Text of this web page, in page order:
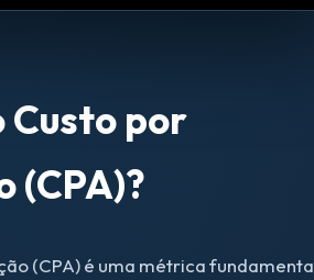
Custo por
(CPA)?
(CPA) é uma métrica